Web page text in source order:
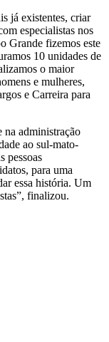
já existentes, criar
especialistas nos
Grande fizemos este
10 unidades de
o maior
e mulheres,
e Carreira para
administração
ao sul-mato-
pessoas
para uma
essa história. Um
finalizou.